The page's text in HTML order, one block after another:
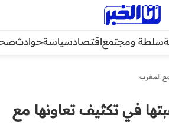
سلطة ومجتمعاقتصادسياسةحوادث
المغرب
في تكثيف تعاونها مع